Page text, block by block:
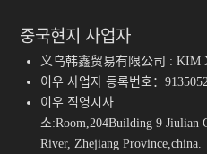
중국현지 사업자
义乌韩鑫贸易有限公司 : KIM
이우 사업자 등록번호：
이우 직영지사
소:Room,204Building 9 Jiulian
River, Zhejiang Province,china.